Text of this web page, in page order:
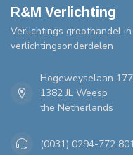
R&M Verlichting
Verlichtings groothandel
verlichtingsonderdelen
Hogeweyselaan
1382 JL Weesp
the Netherlands
(0031) 0294-772